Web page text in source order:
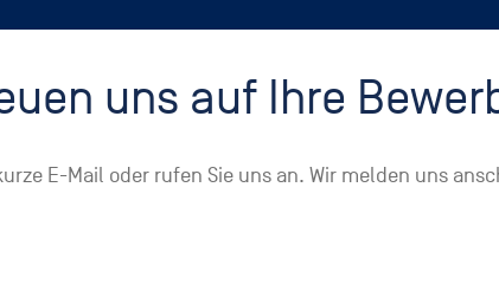
uns auf Ihre
E-Mail oder rufen Sie uns an. Wir melden uns